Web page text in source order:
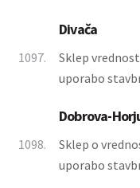
Divača
1097.
Sklep
uporabo
Dobrova-
1098.
Sklep o
uporabo